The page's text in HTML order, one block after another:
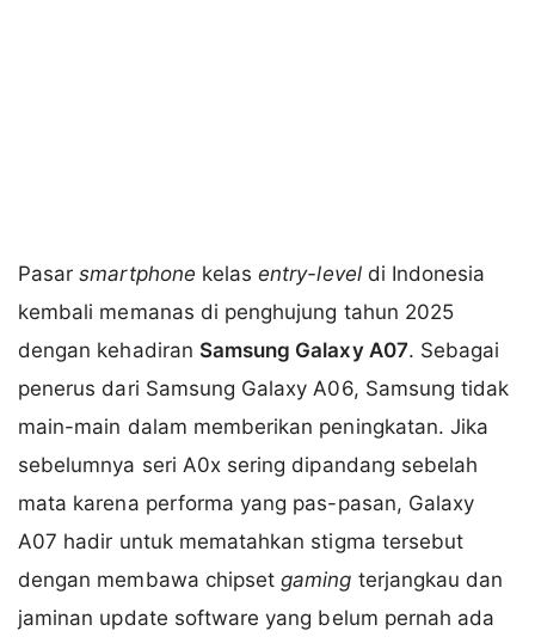
Pasarsmartphone kelasentry-leveldi Indonesia
kembali memanas di penghujung tahun 2025
dengan kehadiran Samsung Galaxy A07. Sebagai
penerus dari Samsung Galaxy A06, Samsung tidak
main-main dalam memberikan peningkatan. Jika
sebelumnya seri A0x sering dipandang sebelah
mata karena performa yang pas-pasan, Galaxy
A07 hadir untuk mematahkan stigma tersebut
dengan membawa chipsetgaming terjangkau dan
jaminan update software yang belum pernah ada